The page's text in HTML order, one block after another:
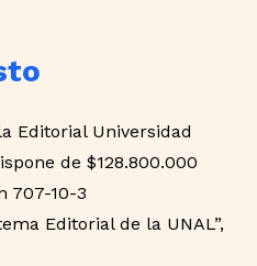
Editorial Universidad
de $128.800.000
707-10-3
Editorial de la UNAL”,